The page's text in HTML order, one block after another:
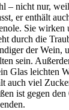
– nicht nur,
er enthält
Sie
durch die
der Wein,
sein.
Glas leichten
auch viel
ist gegen den